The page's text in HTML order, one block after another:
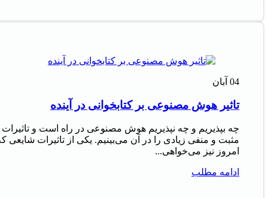
04 آبان
تاثیر هوش مصنوعی بر کتابخوانی در آینده
چه بپذیریم و چه نپذیریم هوش مصنوعی در راه است و تاثیرات
مثبت و منفی زیادی را در آن می‌بینیم. یکی از تاثیرات شایعی
امروز نیز می‌خواهی...
ادامه مطلب